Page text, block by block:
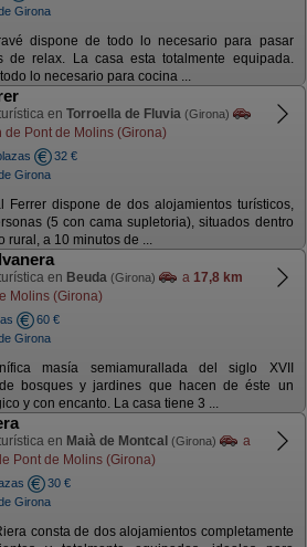
Girona
dispone de todo lo necesario para pasar
de relax. La casa esta totalmente equipada.
lo necesario para cocina ...
en Torroella de Fluvia (Girona)
de Pont de Molins (Girona)
32 €
Girona
Ferrer dispone de dos alojamientos turísticos,
(5 con cama supletoria), situados dentro
rural, a 10 minutos de ...
en Beuda (Girona) a 17,8 km
Molins (Girona)
60 €
Girona
masía semiamurallada del siglo XVII
bosques y jardines que hacen de éste un
y con encanto. La casa tiene 3 ...
en Maià de Montcal (Girona)
a
Pont de Molins (Girona)
30 €
Girona
consta de dos alojamientos completamente